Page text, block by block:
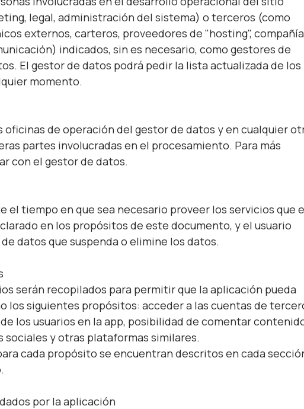
legal, administración del sistema) o terceros (como
externos, carteros, proveedores de "hosting",
indicados, sin es necesario, como gestores de
El gestor de datos podrá pedir la lista actualizada de los
momento.
oficinas de operación del gestor de datos y en cualquier
partes involucradas en el procesamiento. Para más
con el gestor de datos.
el tiempo en que sea necesario proveer los servicios que
en los propósitos de este documento, y el usuario
datos que suspenda o elimine los datos.
serán recopilados para permitir que la aplicación pueda
los siguientes propósitos: acceder a las cuentas de
los usuarios en la app, posibilidad de comentar
y otras plataformas similares.
cada propósito se encuentran descritos en cada
por la aplicación